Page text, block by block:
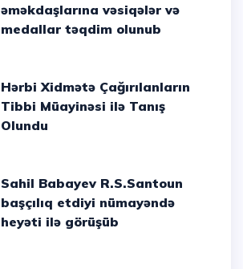
əməkdaşlarına vəsiqələr və
medallar təqdim olunub
Hərbi Xidmətə Çağırılanların
Tibbi Müayinəsi ilə Tanış
Olundu
Sahil Babayev R.S.Santoun
başçılıq etdiyi nümayəndə
heyəti ilə görüşüb